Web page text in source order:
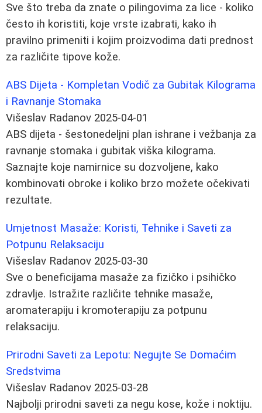
Sve što treba da znate o pilingovima za lice - koliko
često ih koristiti, koje vrste izabrati, kako ih
pravilno primeniti i kojim proizvodima dati prednost
za različite tipove kože.
ABS Dijeta - Kompletan Vodič za Gubitak Kilograma
i Ravnanje Stomaka
Višeslav Radanov 2025-04-01
ABS dijeta - šestonedeljni plan ishrane i vežbanja za
ravnanje stomaka i gubitak viška kilograma.
Saznajte koje namirnice su dozvoljene, kako
kombinovati obroke i koliko brzo možete očekivati
rezultate.
Umjetnost Masaže: Koristi, Tehnike i Saveti za
Potpunu Relaksaciju
Višeslav Radanov 2025-03-30
Sve o beneficijama masaže za fizičko i psihičko
zdravlje. Istražite različite tehnike masaže,
aromaterapiju i kromoterapiju za potpunu
relaksaciju.
Prirodni Saveti za Lepotu: Negujte Se Domaćim
Sredstvima
Višeslav Radanov 2025-03-28
Najbolji prirodni saveti za negu kose, kože i noktiju.